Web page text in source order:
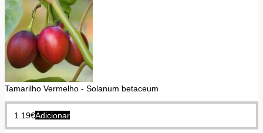
Tamarilho Vermelho - Solanum betaceum
1.19€Adicionar